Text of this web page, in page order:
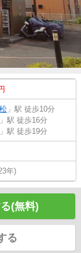
」駅 徒歩10分
」駅 徒歩16分
」駅 徒歩19分
年)
(無料)
る